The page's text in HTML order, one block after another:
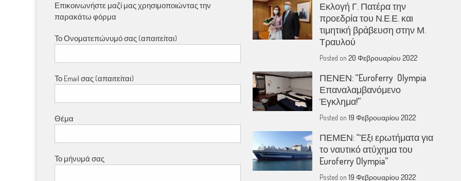
Επικοινωνήστε μαζί μας χρησιμοποιώντας την
παρακάτω φόρμα
Το Ονοματεπώνυμό σας (απαιτείται)
Το Email σας (απαιτείται)
Θέμα
Το μήνυμά σας
Εκλογή Γ. Πατέρα την
προεδρία του Ν.Ε.Ε. και
τιμητική βράβευση στην Μ.
Τραυλού
Posted on20 Φεβρουαρίου 2022
ΠΕΝΕΝ: “Euroferry Olympia
Επαναλαμβανόμενο
Έγκλημα!”
Posted on19 Φεβρουαρίου 2022
ΠΕΜΕΝ: “Έξι ερωτήματα για
το ναυτικό ατύχημα του
Euroferry Olympia”
Posted on19 Φεβρουαρίου 2022